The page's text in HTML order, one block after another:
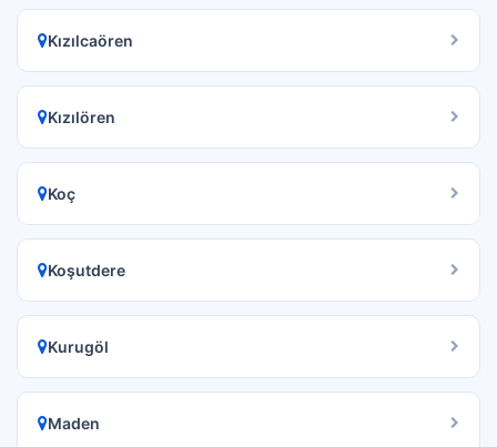
Kızılcaören
Kızılören
Koç
Koşutdere
Kurugöl
Maden